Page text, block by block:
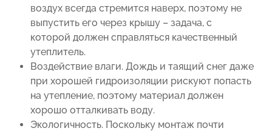
воздух всегда стремится наверх, поэтому не
выпустить его через крышу – задача, с
которой должен справляться качественный
утеплитель.
Воздействие влаги. Дождь и таящий снег даже
при хорошей гидроизоляции рискуют попасть
на утепление, поэтому материал должен
хорошо отталкивать воду.
Экологичность. Поскольку монтаж почти